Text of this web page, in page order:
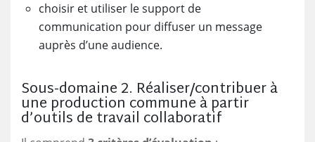
choisir et utiliser le support de
communication pour diffuser un message
auprès d’une audience.
Sous-domaine 2. Réaliser/contribuer à
une production commune à partir
d’outils de travail collaboratif